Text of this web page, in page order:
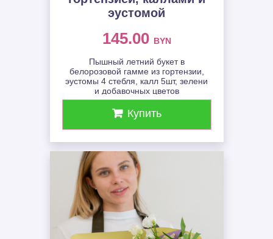
эустомой
145.00 BYN
Пышный летний букет в
белорозовой гамме из гортензии,
эустомы 4 стебля, калл 5шт, зелени
и добавочных цветов
Купить